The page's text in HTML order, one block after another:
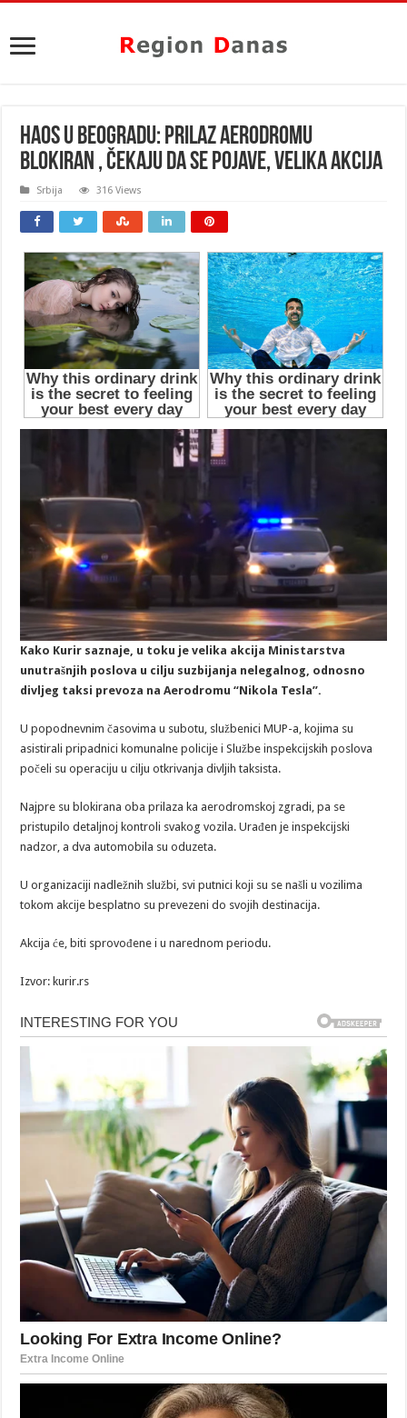
HAOS U BEOGRADU: Prilaz aerodromu
blokiran , čekaju da se pojave, velika AKCIJA
Srbija 316 Views
Kako Kurir saznaje, u toku je velika akcija Ministarstva
unutrašnjih poslova u cilju suzbijanja nelegalnog, odnosno
divljeg taksi prevoza na Aerodromu “Nikola Tesla”.
U popodnevnim časovima u subotu, službenici MUP-a, kojima su
asistirali pripadnici komunalne policije i Službe inspekcijskih poslova
počeli su operaciju u cilju otkrivanja divljih taksista.
Najpre su blokirana oba prilaza ka aerodromskoj zgradi, pa se
pristupilo detaljnoj kontroli svakog vozila. Urađen je inspekcijski
nadzor, a dva automobila su oduzeta.
U organizaciji nadležnih službi, svi putnici koji su se našli u vozilima
tokom akcije besplatno su prevezeni do svojih destinacija.
Akcija će, biti sprovođene i u narednom periodu.
Izvor: kurir.rs